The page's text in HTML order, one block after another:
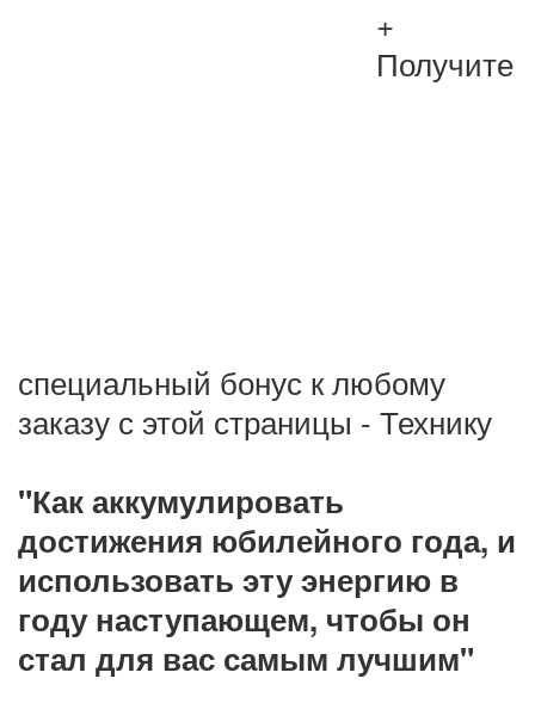
+
Получите
специальный бонус к любому
заказу с этой страницы - Технику
"Как аккумулировать
достижения юбилейного года, и
использовать эту энергию в
году наступающем, чтобы он
стал для вас самым лучшим"